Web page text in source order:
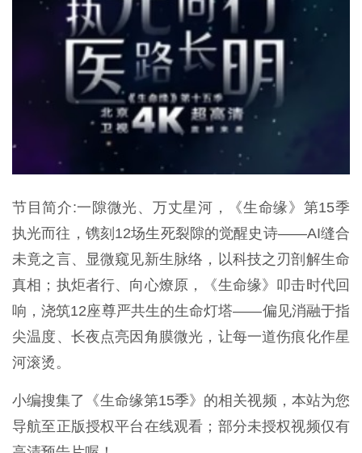
节目简介:一隙微光、万丈星河，《生命缘》第15季
执光而往，镌刻12场生死裂隙的觉醒史诗——AI缝合
未竟之言、显微窥见新生脉络，以科技之刃剖解生命
真相；执炬者行、向心燎原，《生命缘》叩击时代回
响，浇筑12座尊严共生的生命灯塔——偏见消融于指
尖温度、长夜点亮因角膜微光，让每一道伤痕化作星
河滚烫。
小编搜集了《生命缘第15季》的相关视频，本站为您
导航至正版授权平台在线观看；部分未授权视频仅有